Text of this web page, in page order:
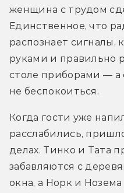
женщина с трудом
Единственное, что
распознает сигналы,
руками и правильно
столе приборами — а
не беспокоиться.
Когда гости уже
расслабились,
делах. Тинко и Тата
забавляются с
окна, а Норк и